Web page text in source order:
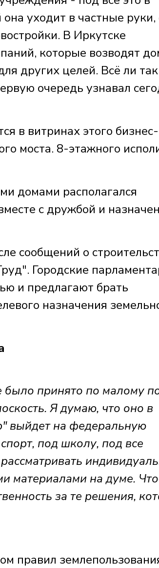
уходит в частные руки,
В Иркутске
которые возводят
других целей. Всё ли так
очередь узнавал
в витринах этого бизнес-
моста. 8-этажного
домами располагался
с дружбой и
сообщений о
Городские
и предлагают брать
назначения
принято по малому
Я думаю, что оно в
выйдет на федеральную
под школу, под все
материалами на думе.
за те решения,
правил